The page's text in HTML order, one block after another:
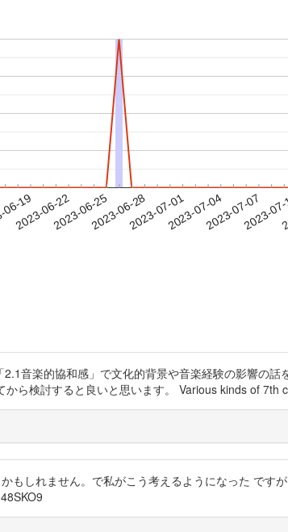
19
2023-06-222023-06-252023-06-282023-07-012023-07-042023-07-07
2023-
音楽的協和感」で文化的背景や音楽経験の影響の
ら検討すると良いと思います。 Various kinds of
もしれません。で私がこう考えるようになった です